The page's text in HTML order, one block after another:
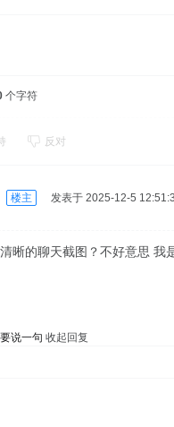
个字符
反对
楼主 发表于 2025-12-5
晰的聊天截图？不好意思 我
说一句 收起回复